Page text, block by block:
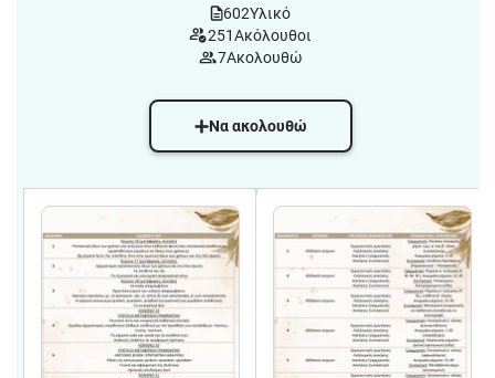
602Υλικό
251Ακόλουθοι
7Ακολουθώ
Να ακολουθώ